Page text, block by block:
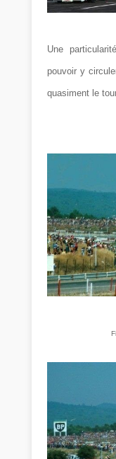
Une
pouvoir y
quasiment le